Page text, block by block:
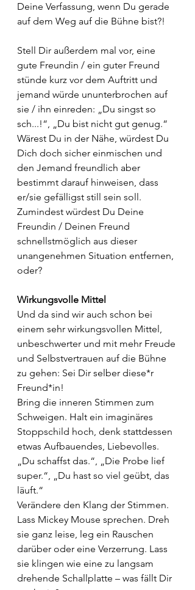
Deine Verfassung, wenn Du gerade
auf dem Weg auf die Bühne bist?!
Stell Dir außerdem mal vor, eine
gute Freundin / ein guter Freund
stünde kurz vor dem Auftritt und
jemand würde ununterbrochen auf
sie / ihn einreden: „Du singst so
sch...!“, „Du bist nicht gut genug.“
Wärest Du in der Nähe, würdest Du
Dich doch sicher einmischen und
den Jemand freundlich aber
bestimmt darauf hinweisen, dass
er/sie gefälligst still sein soll.
Zumindest würdest Du Deine
Freundin / Deinen Freund
schnellstmöglich aus dieser
unangenehmen Situation entfernen,
oder?
Wirkungsvolle Mittel
Und da sind wir auch schon bei
einem sehr wirkungsvollen Mittel,
unbeschwerter und mit mehr Freude
und Selbstvertrauen auf die Bühne
zu gehen: Sei Dir selber diese*r
Freund*in!
Bring die inneren Stimmen zum
Schweigen. Halt ein imaginäres
Stoppschild hoch, denk stattdessen
etwas Aufbauendes, Liebevolles.
„Du schaffst das.“, „Die Probe lief
super.“, „Du hast so viel geübt, das
läuft.“
Verändere den Klang der Stimmen.
Lass Mickey Mouse sprechen. Dreh
sie ganz leise, leg ein Rauschen
darüber oder eine Verzerrung. Lass
sie klingen wie eine zu langsam
drehende Schallplatte – was fällt Dir